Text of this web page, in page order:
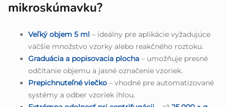
mikroskúmavku?
Veľký objem 5 ml – ideálny pre aplikácie vyžadujúce
väčšie množstvo vzorky alebo reakčného roztoku.
Graduácia a popisovacia plocha – umožňuje presné
odčítanie objemu a jasné označenie vzoriek.
Prepichnuteľné viečko – vhodné pre automatizované
systémy a odber vzoriek ihlou.